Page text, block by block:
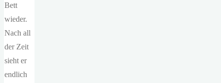
Bett
wieder.
Nach all
der Zeit
sieht er
endlich